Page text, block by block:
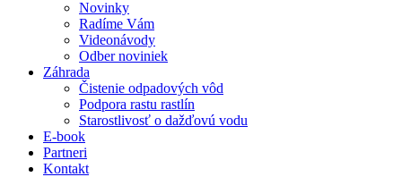
Novinky
Radíme Vám
Videonávody
Odber noviniek
Záhrada
Čistenie odpadových vôd
Podpora rastu rastlín
Starostlivosť o dažďovú vodu
E-book
Partneri
Kontakt